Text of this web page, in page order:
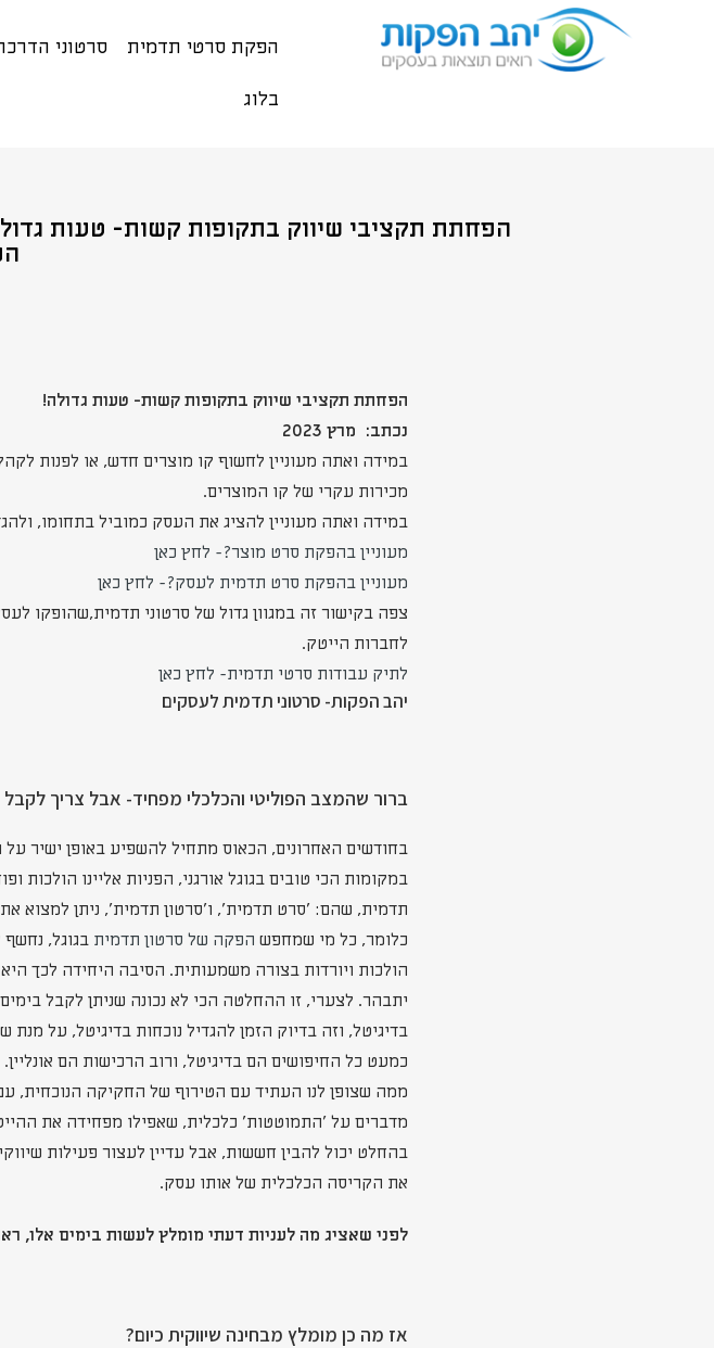
הפקת סרטי תדמית סרטוני
בלוג
הפחתת תקציבי שיווק בתקופות קשות- טעות
הפחתת תקציבי שיווק בתקופות קשות- טעות גדולה!
נכתב: מרץ 2023
במידה ואתה מעוניין לחשוף קו מוצרים חדש, או לפנות
מכירות עקרי של קו המוצרים.
במידה ואתה מעוניין להציג את העסק כמוביל בתחומו,
מעוניין בהפקת סרט מוצר?- לחץ כאן
מעוניין בהפקת סרט תדמית לעסק?- לחץ כאן
צפה בקישור זה במגוון גדול של סרטוני תדמית,שהופקו
לחברות הייטק.
לתיק עבודות סרטי תדמית- לחץ כאן
יהב הפקות- סרטוני תדמית לעסקים
ברור שהמצב הפוליטי והכלכלי מפחיד- אבל צריך לקבל
בחודשים האחרונים, הכאוס מתחיל להשפיע באופן ישיר
במקומות הכי טובים בגוגל אורגני, הפניות אליינו
תדמית, שהם: 'סרט תדמית', ו'סרטון תדמית', ניתן למצוא
כלומר, כל מי שמחפש הפקה של סרטון תדמית בגוגל,
הולכות ויורדות בצורה משמעותית. הסיבה היחידה לכך
יתבהר. לצערי, זו ההחלטה הכי לא נכונה שניתן לקבל
בדיגיטל, וזה בדיוק הזמן להגדיל נוכחות בדיגיטל, על
כמעט כל החיפושים הם בדיגיטל, ורוב הרכישות הם
ממה שצופן לנו העתיד עם הטירוף של החקיקה
מדברים על 'התמוטטות' כלכלית, שאפילו מפחידה את
בהחלט יכול להבין חששות, אבל עדיין לעצור פעילות
את הקריסה הכלכלית של אותו עסק.
לפני שאציג מה לעניות דעתי מומלץ לעשות בימים אלו,
אז מה כן מומלץ מבחינה שיווקית כיום?